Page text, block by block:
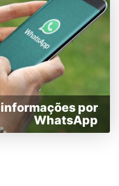
por
WhatsApp